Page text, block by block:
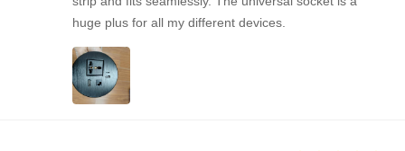
huge plus for all my different devices.